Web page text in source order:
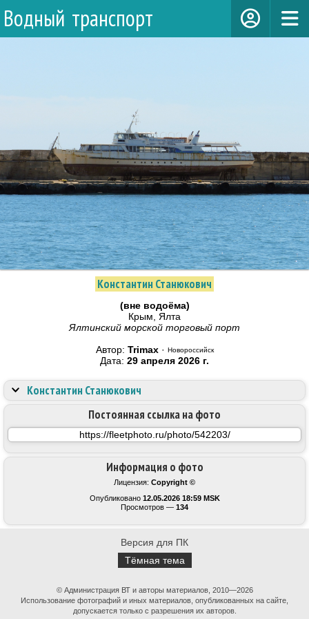
Водный транспорт
Константин Станюкович
(вне водоёма)
Крым, Ялта
Ялтинский морской торговый порт
Автор: Trimax· Новороссийск
Дата: 29 апреля 2026 г.
Информация о фото
Лицензия: Copyright ©
Опубликовано 12.05.2026 18:59 MSK
Просмотров — 134
Постоянная ссылка на фото
Константин Станюкович
Версия для ПК
Тёмная тема
© Администрация ВТ и авторы материалов, 2010—2026
Использование фотографий и иных материалов, опубликованных на сайте,
допускается только с разрешения их авторов.